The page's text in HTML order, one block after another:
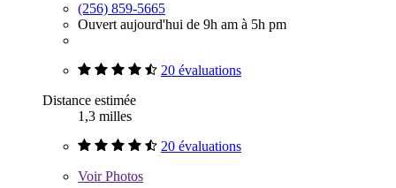
(256) 859-5665
Ouvert aujourd'hui de 9h am à 5h pm
20 évaluations
Distance estimée
1,3 milles
20 évaluations
VoirPhotos